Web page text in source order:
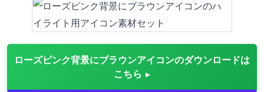
ローズピンク背景にブラウンアイコンのダウンロードは
こちら